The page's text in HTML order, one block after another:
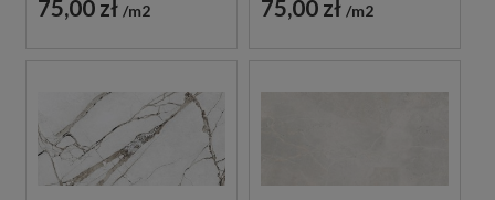
75,00 zł m2 75,00 zł m2